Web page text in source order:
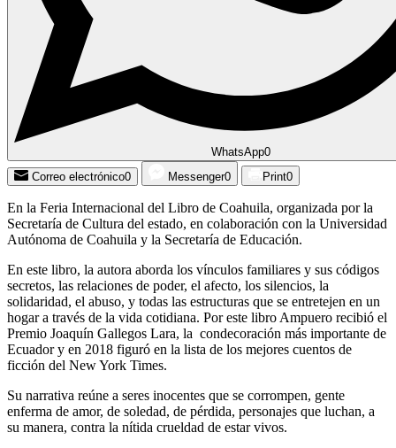
WhatsApp0
Correo electrónico0 Messenger0 Print0
En la Feria Internacional del Libro de Coahuila, organizada por la
Secretaría de Cultura del estado, en colaboración con la Universidad
Autónoma de Coahuila y la Secretaría de Educación.
En este libro, la autora aborda los vínculos familiares y sus códigos
secretos, las relaciones de poder, el afecto, los silencios, la
solidaridad, el abuso, y todas las estructuras que se entretejen en un
hogar a través de la vida cotidiana. Por este libro Ampuero recibió el
Premio Joaquín Gallegos Lara, la condecoración más importante de
Ecuador y en 2018 figuró en la lista de los mejores cuentos de
ficción del New York Times.
Su narrativa reúne a seres inocentes que se corrompen, gente
enferma de amor, de soledad, de pérdida, personajes que luchan, a
su manera, contra la nítida crueldad de estar vivos.